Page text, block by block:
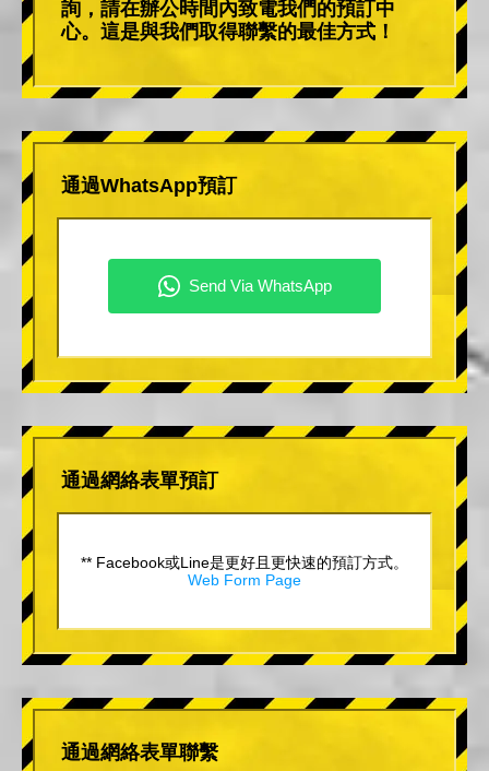
詢，請在辦公時間內致電我們的預訂中
心。這是與我們取得聯繫的最佳方式！
通過WhatsApp預訂
通過網絡表單預訂
** Facebook或Line是更好且更快速的預訂方式。
Web Form Page
通過網絡表單聯繫